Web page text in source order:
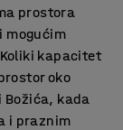
prostora
mogućim
kapacitet
oko
kada
i praznim